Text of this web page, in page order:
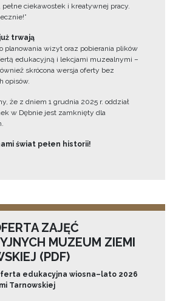
pełne ciekawostek i kreatywnej pracy.
trwają
planowania wizyt oraz pobierania plików
edukacyjną i lekcjami muzealnymi –
skrócona wersja oferty bez
opisów.
że z dniem 1 grudnia 2025 r. oddział
w Dębnie jest zamknięty dla
świat pełen historii!
ZAJĘĆ
MUZEUM ZIEMI
(PDF)
edukacyjna wiosna–lato 2026
Tarnowskiej